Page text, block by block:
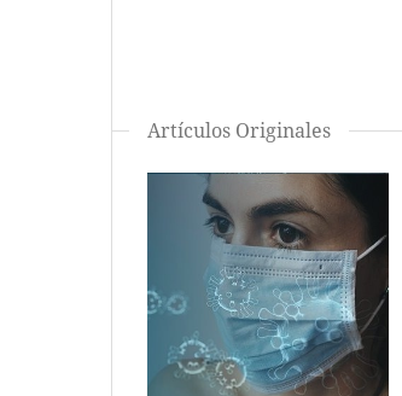
Artículos Originales